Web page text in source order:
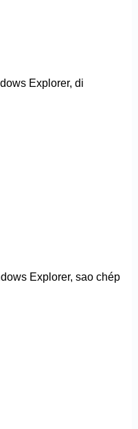
Explorer, di
Explorer, sao chép